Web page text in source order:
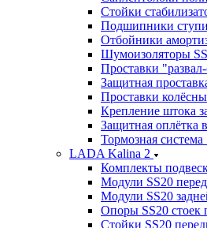
Стойки
Подшипники
Отбойники
Шумоизоляторы
Проставки
Защитная
Проставки
Крепление штока
Защитная оплётка
Тормозная система
LADA Kalina 2
Комплекты
Модули SS20
Модули SS20
Опоры SS20 стоек
Стойки SS20